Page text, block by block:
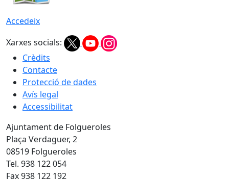
Accedeix
Xarxes socials:
Crèdits
Contacte
Protecció de dades
Avís legal
Accessibilitat
Ajuntament de Folgueroles
Plaça Verdaguer, 2
08519 Folgueroles
Tel. 938 122 054
Fax 938 122 192